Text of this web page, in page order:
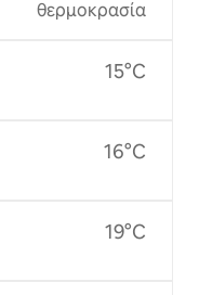
θερμοκρασία
15°C
16°C
19°C